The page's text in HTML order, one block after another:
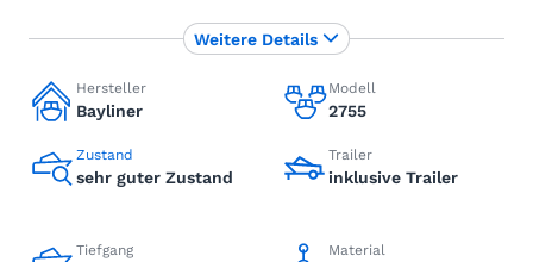
Hersteller
Bayliner
Modell
2755
Zustand
sehr guter Zustand
Trailer
inklusive Trailer
Tiefgang Material
Weitere Details